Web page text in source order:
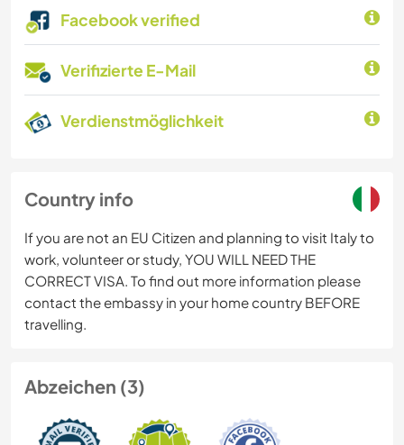
Facebook verified
Verifizierte E-Mail
Verdienstmöglichkeit
Country info
If you are not an EU Citizen and planning to visit Italy to
work, volunteer or study, YOU WILL NEED THE
CORRECT VISA. To find out more information please
contact the embassy in your home country BEFORE
travelling.
Abzeichen (3)